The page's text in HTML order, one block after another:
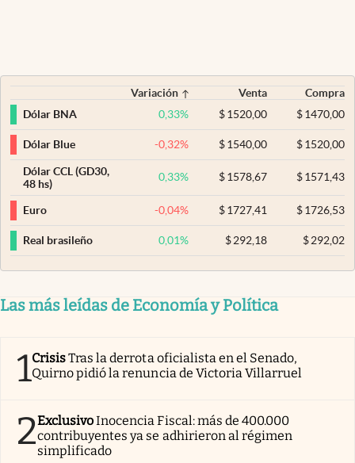
Variación Venta
Compra
Dólar BNA
0,33% $ 1520,00 $1470,00
Dólar Blue -0,32% $ 1540,00 $1520,00
Dólar CCL (GD30,
48 hs)
0,33% $ 1578,67 $1571,43
Euro -0,04% $ 1727,41 $1726,53
Real brasileño 0,01% $ 292,18 $292,02
Las más leídas de Economía y Política
1CrisisTras la derrota oficialista en el Senado,
Quirno pidió la renuncia de Victoria Villarruel
2ExclusivoInocencia Fiscal: más de 400.000
contribuyentes ya se adhirieron al régimen
simplificado